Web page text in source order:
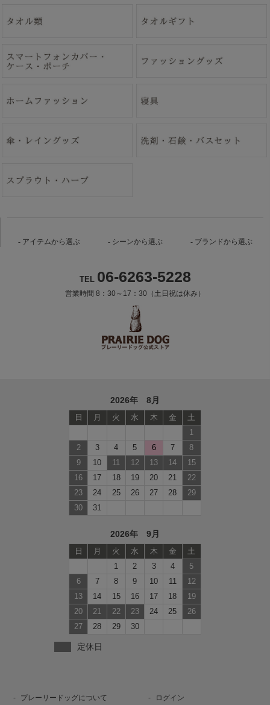
アイテムから選ぶ シーンから選ぶ ブランドから選ぶ
TEL 06-6263-5228
営業時間 8：30～17：30（土日祝は休み）
2026年 8月
日 月 火 水 木 金
土
1
2
3 4 5 6 7
8
9
10 11 12 13 14
15
16
17 18 19 20 21
22
23
24 25 26 27 28
29
30
31
2026年 9月
日 月 火 水 木 金
土
1
2 3 4
5
6
7 8 9 10 11
12
13
14 15 16 17 18
19
20
21 22 23 24 25
26
27
28 29 30
定休日
プレーリードッグについて ログイン